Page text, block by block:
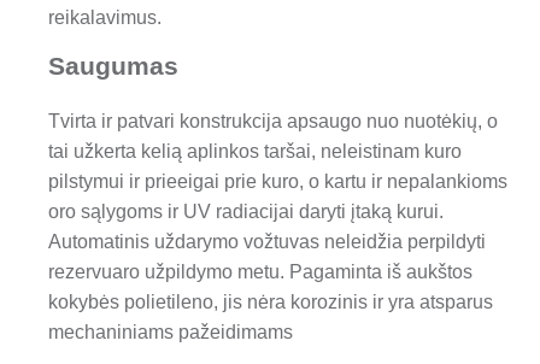
reikalavimus.
Saugumas
Tvirta ir patvari konstrukcija apsaugo nuo nuotėkių, o
tai užkerta kelią aplinkos taršai, neleistinam kuro
pilstymui ir prieeigai prie kuro, o kartu ir nepalankioms
oro sąlygoms ir UV radiacijai daryti įtaką kurui.
Automatinis uždarymo vožtuvas neleidžia perpildyti
rezervuaro užpildymo metu. Pagaminta iš aukštos
kokybės polietileno, jis nėra korozinis ir yra atsparus
mechaniniams pažeidimams